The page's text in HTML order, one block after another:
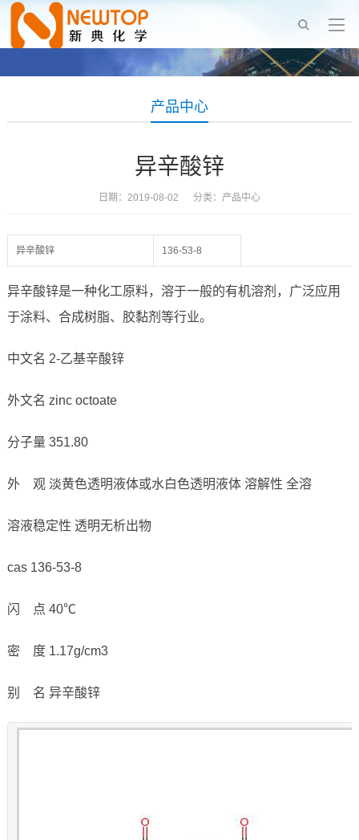
产品中心
异辛酸锌
日期：2019-08-02 分类： 产品中心
异辛酸锌 136-53-8
异辛酸锌是一种化工原料，溶于一般的有机溶剂，广泛应用
于涂料、合成树脂、胶黏剂等行业。
中文名 2-乙基辛酸锌
外文名 zinc octoate
分子量 351.80
外 观 淡黄色透明液体或水白色透明液体 溶解性 全溶
溶液稳定性 透明无析出物
cas 136-53-8
闪 点 40℃
密 度 1.17g/cm3
别 名 异辛酸锌